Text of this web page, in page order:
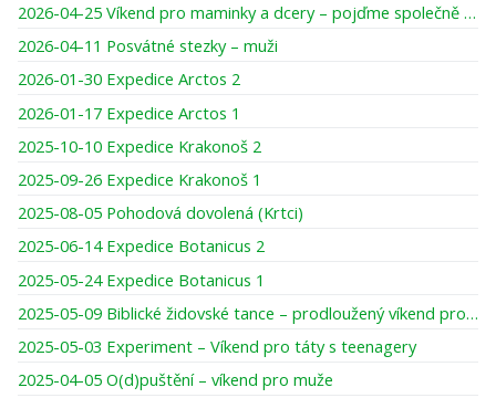
2026-04-25 Víkend pro maminky a dcery – pojďme společně tvořit, smát se, darovat si čas
2026-04-11 Posvátné stezky – muži
2026-01-30 Expedice Arctos 2
2026-01-17 Expedice Arctos 1
2025-10-10 Expedice Krakonoš 2
2025-09-26 Expedice Krakonoš 1
2025-08-05 Pohodová dovolená (Krtci)
2025-06-14 Expedice Botanicus 2
2025-05-24 Expedice Botanicus 1
2025-05-09 Biblické židovské tance – prodloužený víkend pro ženy
2025-05-03 Experiment – Víkend pro táty s teenagery
2025-04-05 O(d)puštění – víkend pro muže